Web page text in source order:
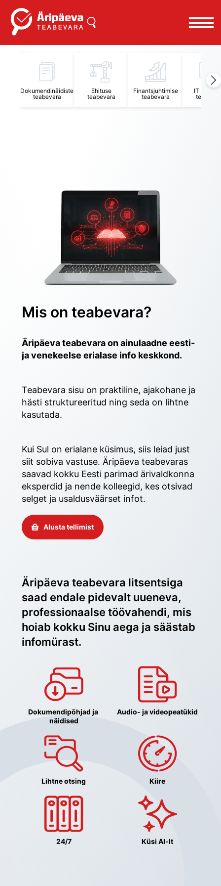
Dokumendinäidiste
teabevara
Ehituse
teabevara
Finantsjuhtimise
teabevara
IT
Mis on teabevara?
Äripäeva teabevara on ainulaadne eesti-
ja venekeelse erialase info keskkond.
Teabevara sisu on praktiline, ajakohane ja
hästi struktureeritud ning seda on lihtne
kasutada.
Kui Sul on erialane küsimus, siis leiad just
siit sobiva vastuse. Äripäeva teabevaras
saavad kokku Eesti parimad ärivaldkonna
eksperdid ja nende kolleegid, kes otsivad
selget ja usaldusväärset infot.
Alusta tellimist
Äripäeva teabevara litsentsiga
saad endale pidevalt uueneva,
professionaalse töövahendi, mis
hoiab kokku Sinu aega ja säästab
infomürast.
Dokumendipõhjad ja
näidised
Audio- ja videopeatükid
Lihtne otsing Kiire
24/7 Küsi AI-lt